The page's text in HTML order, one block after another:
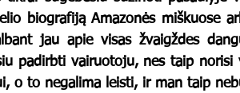
biografiją Amazonės miškuose
jau apie visas žvaigždes
padirbti vairuotoju, nes taip norisi
o to negalima leisti, ir man taip